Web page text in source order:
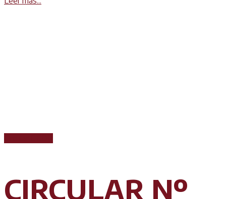
CIRCULAR Nº